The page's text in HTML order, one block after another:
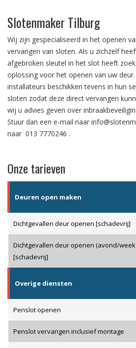
Slotenmaker Tilburg
Wij zijn gespecialiseerd in het openen
vervangen van sloten. Als u zichzelf
afgebroken sleutel in het slot heeft
oplossing voor het openen van uw
installateurs beschikken tevens in hun
sloten zodat deze direct vervangen
wij u advies geven over
Stuur dan een e-mail naar
naar 013 7770246 .
Onze tarieven
Deuren open maken
Dichtgevallen deur openen [schadevrij]
Dichtgevallen deur openen (avond/
[schadevrij]
Overige diensten
Penslot openen
Penslot vervangen inclusief montage